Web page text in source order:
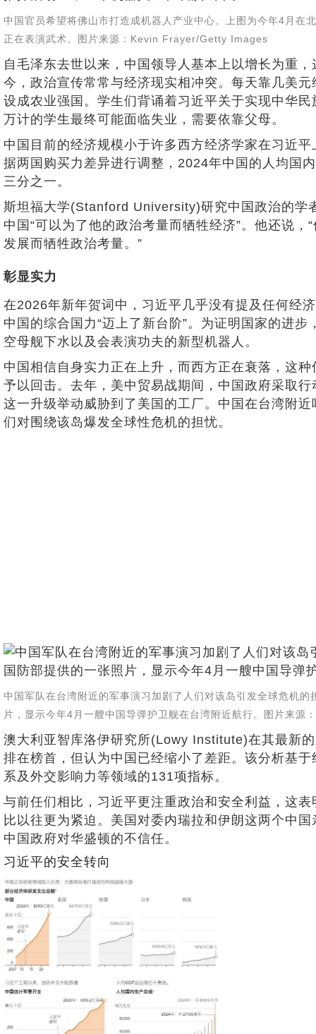
中国官员希望将佛山市打造成机器人产业中心。上图为今年4月在
正在表演武术。图片来源：Kevin Frayer/Getty Images
自毛泽东去世以来，中国领导人基本上以增长为重
今，政治宣传常常与经济现实相冲突。每天靠几美
设成农业强国。学生们背诵着习近平关于实现中华
万计的学生最终可能面临失业，需要依靠父母。
中国目前的经济规模小于许多西方经济学家在习近
据两国购买力差异进行调整，2024年中国的人均国
三分之一。
斯坦福大学(Stanford University)研究中国政治的学
中国“可以为了他的政治考量而牺牲经济”。他还说，
发展而牺牲政治考量。”
彰显实力
在2026年新年贺词中，习近平几乎没有提及任何经
中国的综合国力“迈上了新台阶”。为证明国家的进
空母舰下水以及会表演功夫的新型机器人。
中国相信自身实力正在上升，而西方正在衰落，这
予以回击。去年，美中贸易战期间，中国政府采取
这一升级举动威胁到了美国的工厂。中国在台湾附
们对围绕该岛爆发全球性危机的担忧。
中国军队在台湾附近的军事演习加剧了人们对该岛引发全球危机
片，显示今年4月一艘中国导弹护卫舰在台湾附近航行。图片来
澳大利亚智库洛伊研究所(Lowy Institute)在其最新
排在榜首，但认为中国已经缩小了差距。该分析基
系及外交影响力等领域的131项指标。
与前任们相比，习近平更注重政治和安全利益，这
比以往更为紧迫。美国对委内瑞拉和伊朗这两个中
中国政府对华盛顿的不信任。
习近平的安全转向